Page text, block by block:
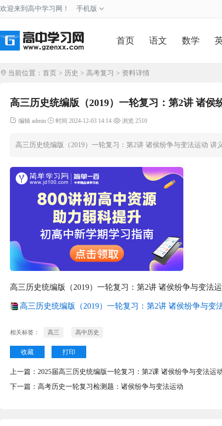
欢迎来到高中学习网！ 手机版
首页 语文 数学
当前位置： 首页 > 历史 > 高考复习 > 资料详情
高三历史统编版（2019）一轮复习：第2讲 诸侯
编辑 admin 时间 2024-12-03 14:14 浏览 2510
高三历史统编版（2019）一轮复习：第2讲 诸侯纷争与变法运动 讲
高三历史统编版（2019）一轮复习：第2讲 诸侯纷争与变法
高三历史统编版（2019）一轮复习：第2讲 诸侯纷争与变
相关标签： 高三 高中历史
收藏 打印
上一篇： 2025届高三历史统编版一轮复习：第2课 诸侯纷争与变法运
下一篇： 高考历史一轮复习检测题：诸侯纷争与变法运动